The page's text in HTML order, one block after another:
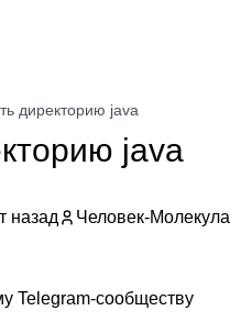
директорию java
java
назад Человек-Молекула
Telegram-сообществу